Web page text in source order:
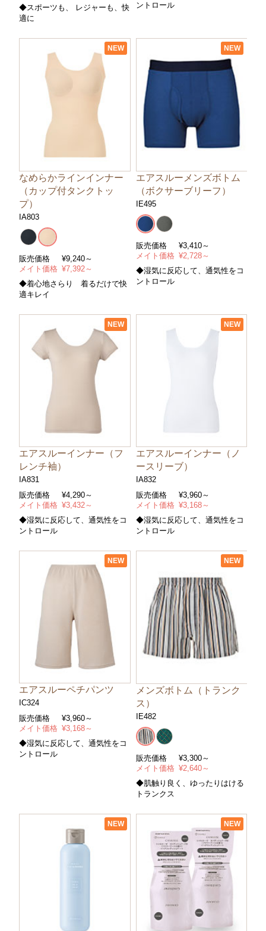
◆スポーツも、 レジャーも、快
適に
ントロール
NEW
なめらかラインインナー
（カップ付タンクトッ
プ）
IA803
販売価格 ¥9,240～
メイト価格 ¥7,392～
◆着心地さらり 着るだけで快
適キレイ
NEW
エアスルーメンズボトム
（ボクサーブリーフ）
IE495
販売価格 ¥3,410～
メイト価格 ¥2,728～
◆湿気に反応して、通気性をコ
ントロール
NEW
エアスルーインナー（フ
レンチ袖）
IA831
販売価格
¥4,290～
メイト価格 ¥3,432～
◆湿気に反応して、通気性をコ
ントロール
NEW
エアスルーインナー（ノ
ースリーブ）
IA832
販売価格
¥3,960～
メイト価格 ¥3,168～
◆湿気に反応して、通気性をコ
ントロール
NEW
エアスルーペチパンツ
IC324
販売価格
¥3,960～
メイト価格 ¥3,168～
◆湿気に反応して、通気性をコ
ントロール
NEW
メンズボトム（トランク
ス）
IE482
販売価格 ¥3,300～
メイト価格 ¥2,640～
◆肌触り良く、ゆったりはける
トランクス
NEW NEW